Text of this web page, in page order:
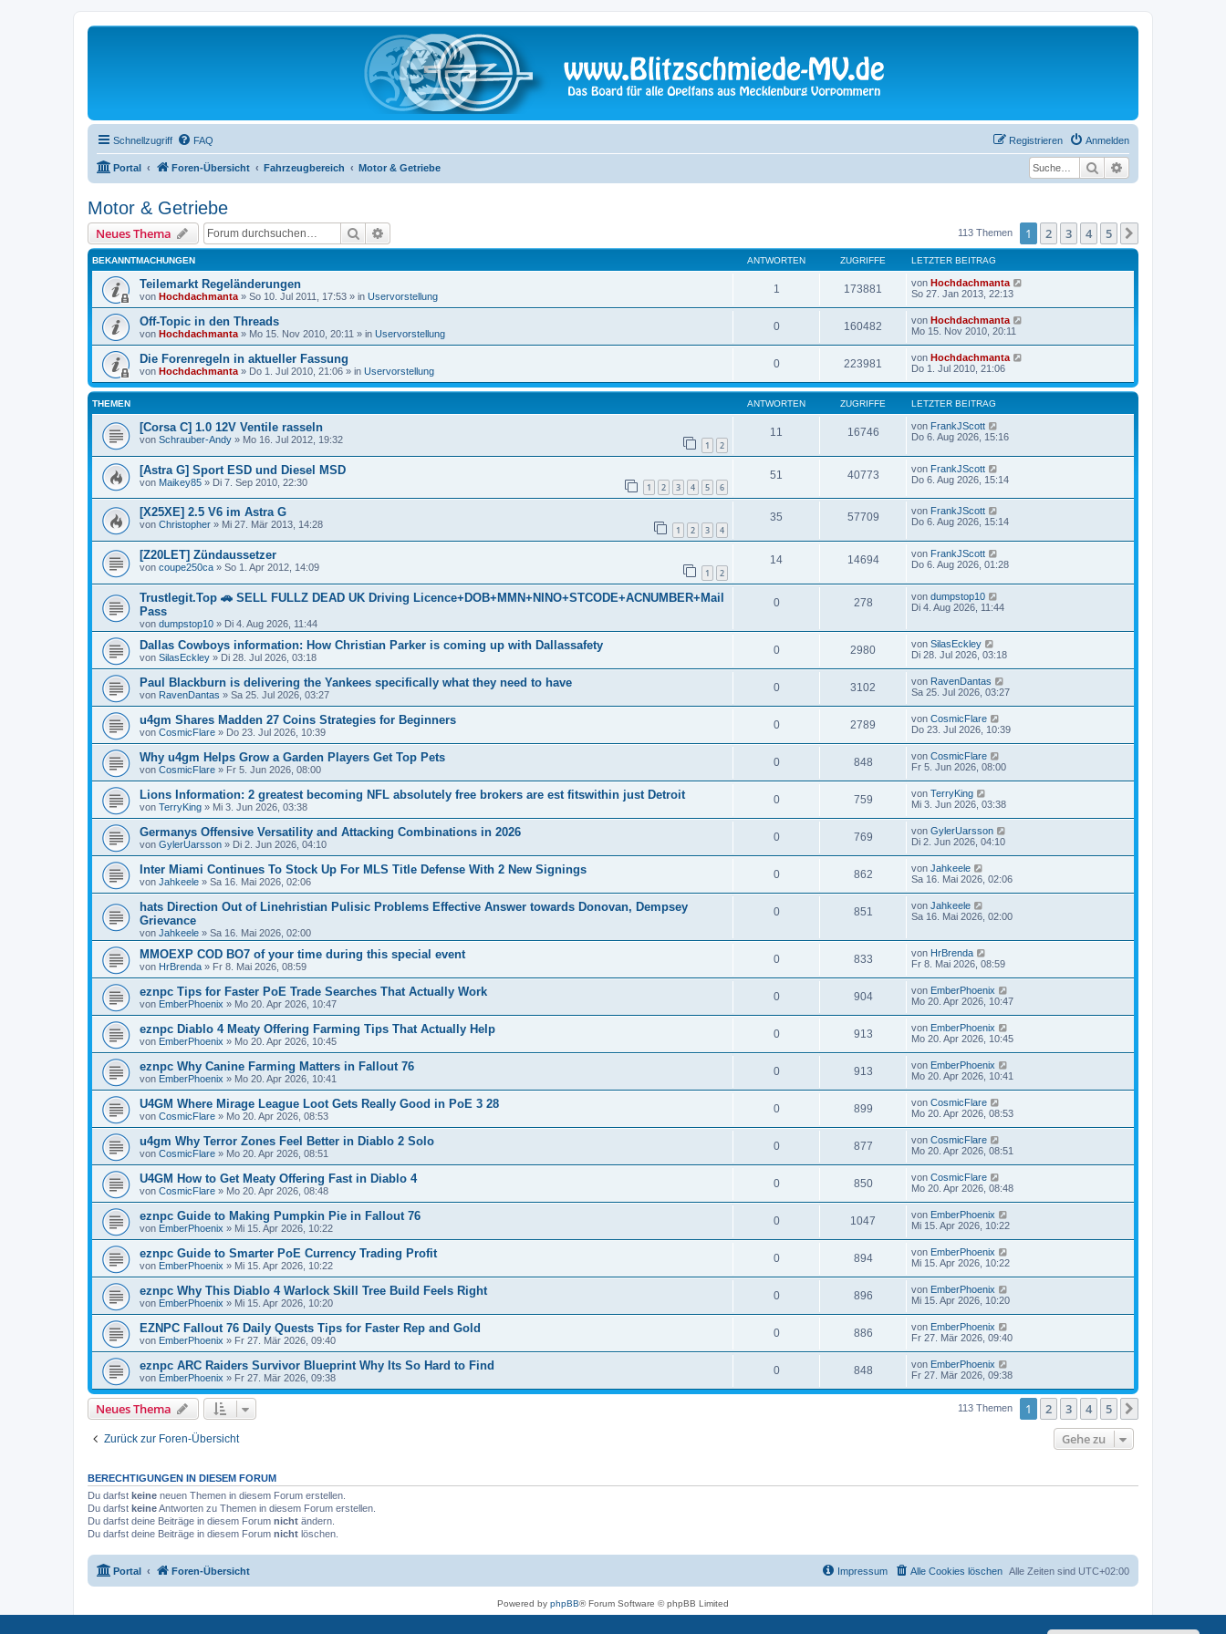
Schnellzugriff FAQ Anmelden
Registrieren
Portal Foren-Übersicht Fahrzeugbereich Motor & Getriebe Suche
Motor & Getriebe
Neues Thema Suche 113 Themen 1 2 3 4 5
BEKANNTMACHUNGEN ANTWORTEN ZUGRIFFE LETZTER BEITRAG
Teilemarkt Regeländerungen
von Hochdachmanta » So 10. Jul 2011, 17:53 » in Uservorstellung
1 173881 von Hochdachmanta
So 27. Jan 2013, 22:13
Off-Topic in den Threads
von Hochdachmanta » Mo 15. Nov 2010, 20:11 » in Uservorstellung
0 160482 von Hochdachmanta
Mo 15. Nov 2010, 20:11
Die Forenregeln in aktueller Fassung
von Hochdachmanta » Do 1. Jul 2010, 21:06 » in Uservorstellung
0 223981 von Hochdachmanta
Do 1. Jul 2010, 21:06
THEMEN ANTWORTEN ZUGRIFFE LETZTER BEITRAG
[Corsa C] 1.0 12V Ventile rasseln
von Schrauber-Andy » Mo 16. Jul 2012, 19:32 1 2
11 16746 von FrankJScott
Do 6. Aug 2026, 15:16
[Astra G] Sport ESD und Diesel MSD
von Maikey85 » Di 7. Sep 2010, 22:30 1 2 3 4 5 6
51 40773 von FrankJScott
Do 6. Aug 2026, 15:14
[X25XE] 2.5 V6 im Astra G
von Christopher » Mi 27. Mär 2013, 14:28 1 2 3 4
35 57709 von FrankJScott
Do 6. Aug 2026, 15:14
[Z20LET] Zündaussetzer
von coupe250ca » So 1. Apr 2012, 14:09 1 2
14 14694 von FrankJScott
Do 6. Aug 2026, 01:28
Trustlegit.Top 🚗 SELL FULLZ DEAD UK Driving Licence+DOB+MMN+NINO+STCODE+ACNUMBER+Mail
Pass
von dumpstop10 » Di 4. Aug 2026, 11:44
0 278 von dumpstop10
Di 4. Aug 2026, 11:44
Dallas Cowboys information: How Christian Parker is coming up with Dallassafety
von SilasEckley » Di 28. Jul 2026, 03:18
0 2980 von SilasEckley
Di 28. Jul 2026, 03:18
Paul Blackburn is delivering the Yankees specifically what they need to have
von RavenDantas » Sa 25. Jul 2026, 03:27
0 3102 von RavenDantas
Sa 25. Jul 2026, 03:27
u4gm Shares Madden 27 Coins Strategies for Beginners
von CosmicFlare » Do 23. Jul 2026, 10:39
0 2789 von CosmicFlare
Do 23. Jul 2026, 10:39
Why u4gm Helps Grow a Garden Players Get Top Pets
von CosmicFlare » Fr 5. Jun 2026, 08:00
0 848 von CosmicFlare
Fr 5. Jun 2026, 08:00
Lions Information: 2 greatest becoming NFL absolutely free brokers are est fitswithin just Detroit
von TerryKing » Mi 3. Jun 2026, 03:38
0 759 von TerryKing
Mi 3. Jun 2026, 03:38
Germanys Offensive Versatility and Attacking Combinations in 2026
von GylerUarsson » Di 2. Jun 2026, 04:10
0 769 von GylerUarsson
Di 2. Jun 2026, 04:10
Inter Miami Continues To Stock Up For MLS Title Defense With 2 New Signings
von Jahkeele » Sa 16. Mai 2026, 02:06
0 862 von Jahkeele
Sa 16. Mai 2026, 02:06
hats Direction Out of Linehristian Pulisic Problems Effective Answer towards Donovan, Dempsey
Grievance
von Jahkeele » Sa 16. Mai 2026, 02:00
0 851 von Jahkeele
Sa 16. Mai 2026, 02:00
MMOEXP COD BO7 of your time during this special event
von HrBrenda » Fr 8. Mai 2026, 08:59
0 833 von HrBrenda
Fr 8. Mai 2026, 08:59
eznpc Tips for Faster PoE Trade Searches That Actually Work
von EmberPhoenix » Mo 20. Apr 2026, 10:47
0 904 von EmberPhoenix
Mo 20. Apr 2026, 10:47
eznpc Diablo 4 Meaty Offering Farming Tips That Actually Help
von EmberPhoenix » Mo 20. Apr 2026, 10:45
0 913 von EmberPhoenix
Mo 20. Apr 2026, 10:45
eznpc Why Canine Farming Matters in Fallout 76
von EmberPhoenix » Mo 20. Apr 2026, 10:41
0 913 von EmberPhoenix
Mo 20. Apr 2026, 10:41
U4GM Where Mirage League Loot Gets Really Good in PoE 3 28
von CosmicFlare » Mo 20. Apr 2026, 08:53
0 899 von CosmicFlare
Mo 20. Apr 2026, 08:53
u4gm Why Terror Zones Feel Better in Diablo 2 Solo
von CosmicFlare » Mo 20. Apr 2026, 08:51
0 877 von CosmicFlare
Mo 20. Apr 2026, 08:51
U4GM How to Get Meaty Offering Fast in Diablo 4
von CosmicFlare » Mo 20. Apr 2026, 08:48
0 850 von CosmicFlare
Mo 20. Apr 2026, 08:48
eznpc Guide to Making Pumpkin Pie in Fallout 76
von EmberPhoenix » Mi 15. Apr 2026, 10:22
0 1047 von EmberPhoenix
Mi 15. Apr 2026, 10:22
eznpc Guide to Smarter PoE Currency Trading Profit
von EmberPhoenix » Mi 15. Apr 2026, 10:22
0 894 von EmberPhoenix
Mi 15. Apr 2026, 10:22
eznpc Why This Diablo 4 Warlock Skill Tree Build Feels Right
von EmberPhoenix » Mi 15. Apr 2026, 10:20
0 896 von EmberPhoenix
Mi 15. Apr 2026, 10:20
EZNPC Fallout 76 Daily Quests Tips for Faster Rep and Gold
von EmberPhoenix » Fr 27. Mär 2026, 09:40
0 886 von EmberPhoenix
Fr 27. Mär 2026, 09:40
eznpc ARC Raiders Survivor Blueprint Why Its So Hard to Find
von EmberPhoenix » Fr 27. Mär 2026, 09:38
0 848 von EmberPhoenix
Fr 27. Mär 2026, 09:38
Neues Thema 113 Themen 1 2 3 4 5
Zurück zur Foren-Übersicht Gehe zu
BERECHTIGUNGEN IN DIESEM FORUM
Du darfst keine neuen Themen in diesem Forum erstellen.
Du darfst keineAntworten zu Themen in diesem Forum erstellen.
Du darfst deine Beiträge in diesem Forum nicht ändern.
Du darfst deine Beiträge in diesem Forum nicht löschen.
Portal Foren-Übersicht Alle Zeiten sind UTC+02:00
Alle Cookies löschen
Impressum
Powered by phpBB® Forum Software © phpBB Limited